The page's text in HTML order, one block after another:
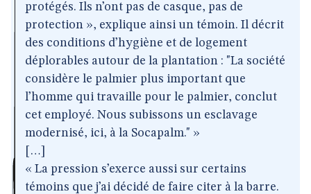
protégés. Ils n’ont pas de casque, pas de
protection », explique ainsi un témoin. Il décrit
des conditions d’hygiène et de logement
déplorables autour de la plantation : "La société
considère le palmier plus important que
l’homme qui travaille pour le palmier, conclut
cet employé. Nous subissons un esclavage
modernisé, ici, à la Socapalm." »
[…]
« La pression s’exerce aussi sur certains
témoins que j’ai décidé de faire citer à la barre.